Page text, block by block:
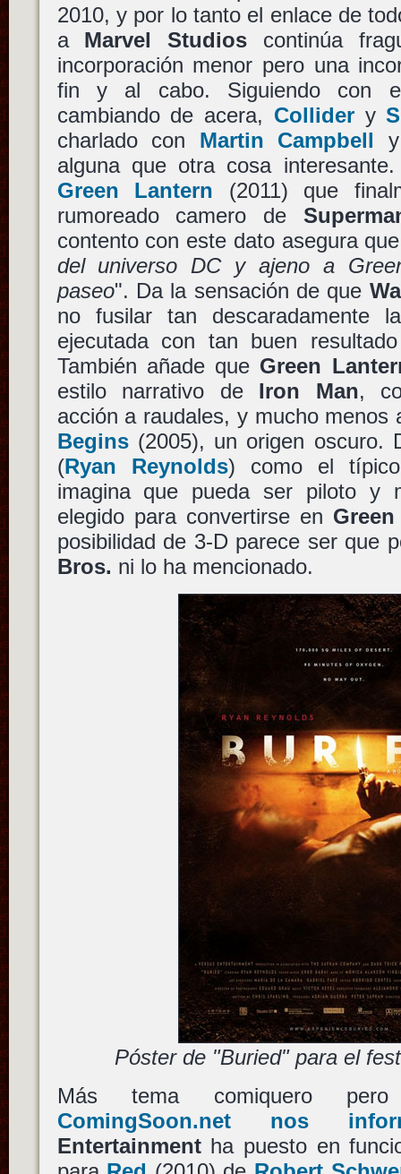
2010, y por lo tanto el enlace de
a Marvel Studios continúa
incorporación menor pero una
fin y al cabo. Siguiendo con
cambiando de acera, Collidery
charlado con Martin Campbell
alguna que otra cosa
Green Lantern (2011) que
rumoreado camero de
contento con este dato asegura
del universo DC y ajeno a
paseo". Da la sensación de que
no fusilar tan descaradamente
ejecutada con tan buen
También añade que Green
estilo narrativo de Iron Man,
acción a raudales, y mucho
Begins(2005), un origen oscuro.
(Ryan Reynolds) como el
imagina que pueda ser piloto y
elegido para convertirse en
posibilidad de 3-D parece ser que
Bros. ni lo ha mencionado.
Póster de "Buried" para el
Más tema comiquero
ComingSoon.net nos
Entertainmentha puesto en